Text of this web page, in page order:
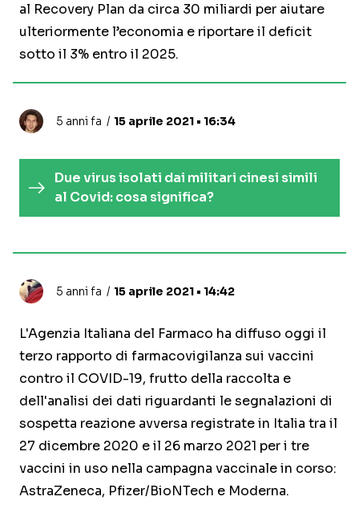
al Recovery Plan da circa 30 miliardi per aiutare
ulteriormente l’economia e riportare il deficit
sotto il 3% entro il 2025.
5 anni fa 15 aprile 2021 • 16:34
Due virus isolati dai militari cinesi simili
al Covid: cosa significa?
5 anni fa 15 aprile 2021 • 14:42
L'Agenzia Italiana del Farmaco ha diffuso oggi il
terzo rapporto di farmacovigilanza sui vaccini
contro il COVID-19, frutto della raccolta e
dell'analisi dei dati riguardanti le segnalazioni di
sospetta reazione avversa registrate in Italia tra il
27 dicembre 2020 e il 26 marzo 2021 per i tre
vaccini in uso nella campagna vaccinale in corso:
AstraZeneca, Pfizer/BioNTech e Moderna.